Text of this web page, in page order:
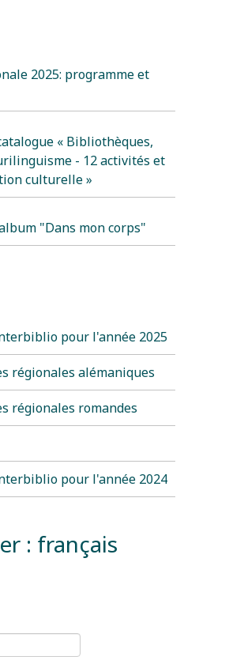
2025: programme et
« Bibliothèques,
- 12 activités et
culturelle »
"Dans mon corps"
pour l'année 2025
régionales alémaniques
régionales romandes
pour l'année 2024
: français